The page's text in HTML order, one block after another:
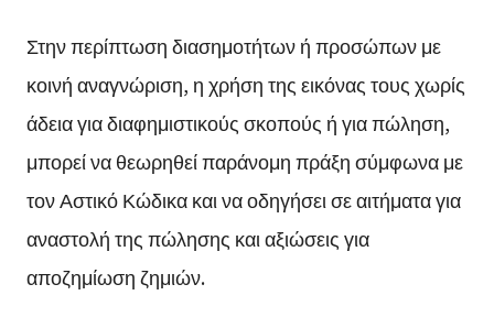
Στην περίπτωση διασημοτήτων ή προσώπων με
κοινή αναγνώριση, η χρήση της εικόνας τους χωρίς
άδεια για διαφημιστικούς σκοπούς ή για πώληση,
μπορεί να θεωρηθεί παράνομη πράξη σύμφωνα με
τον Αστικό Κώδικα και να οδηγήσει σε αιτήματα για
αναστολή της πώλησης και αξιώσεις για
αποζημίωση ζημιών.